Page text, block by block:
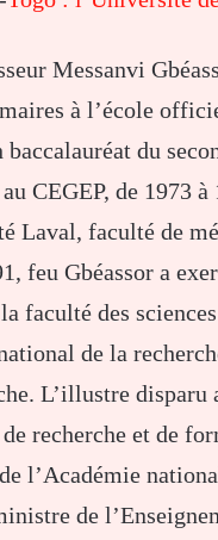
Messanvi
à l’école
baccalauréat du
CEGEP, de 1973
Laval, faculté de
feu Gbéassor a
faculté des
de la
L’illustre
recherche et de
l’Académie
de